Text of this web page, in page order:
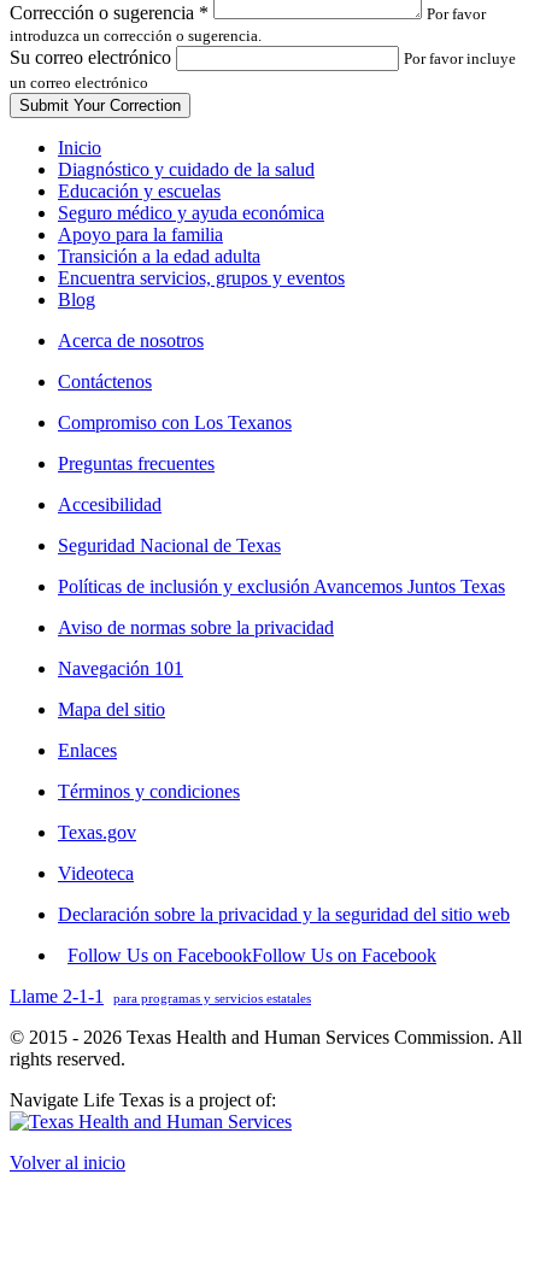
Corrección o sugerencia *
Por favor
introduzca un corrección o sugerencia.
Su correo electrónico
Por favor incluye
un correo electrónico
Inicio
Diagnóstico y cuidado de la salud
Educación y escuelas
Seguro médico y ayuda económica
Apoyo para la familia
Transición a la edad adulta
Encuentra servicios, grupos y eventos
Blog
Acerca de nosotros
Contáctenos
Compromiso con Los Texanos
Preguntas frecuentes
Accesibilidad
Seguridad Nacional de Texas
Políticas de inclusión y exclusión Avancemos Juntos Texas
Aviso de normas sobre la privacidad
Navegación 101
Mapa del sitio
Enlaces
Términos y condiciones
Texas.gov
Videoteca
Declaración sobre la privacidad y la seguridad del sitio web
Follow Us on FacebookFollow Us on Facebook
Llame 2-1-1
para programas y servicios estatales
© 2015 - 2026 Texas Health and Human Services Commission. All
rights reserved.
Navigate Life Texas is a project of:
Volver al inicio